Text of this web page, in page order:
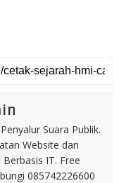
Suara Publik.
Website dan
IT. Free
085742226600